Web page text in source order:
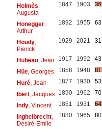
Holmès
Augusta
1847 1903 36
Honegger,
Arthur
1892 1955 63
Houdy,
Pierick
1929 2021 31
Hubeau, Jean 1917 1992
43
Hüe, Georges 1858 1948
81
Huré, Jean 1877 1930
53
Ibert, Jacques 1890 1962
70
Indy, Vincent 1851 1931
64
Inghelbrecht,
Désiré-Emile
1880 1965 80